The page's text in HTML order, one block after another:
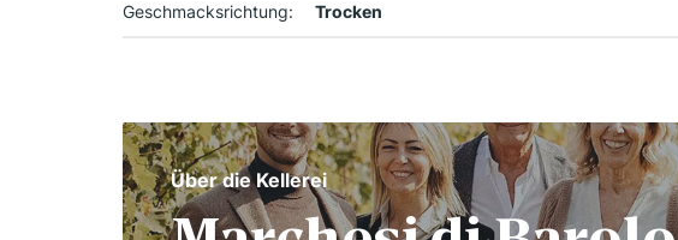
Geschmacksrichtung: Trocken
Über die Kellerei